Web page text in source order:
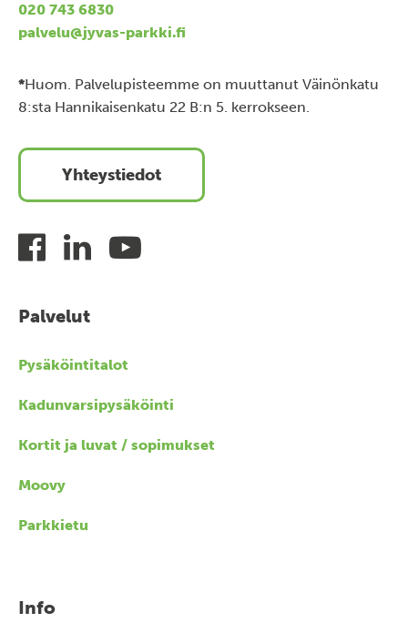
020 743 6830
palvelu@jyvas-parkki.fi
*Huom. Palvelupisteemme on muuttanut Väinönkatu
8:sta Hannikaisenkatu 22 B:n 5. kerrokseen.
Yhteystiedot
Palvelut
Pysäköintitalot
Kadunvarsipysäköinti
Kortit ja luvat / sopimukset
Moovy
Parkkietu
Info